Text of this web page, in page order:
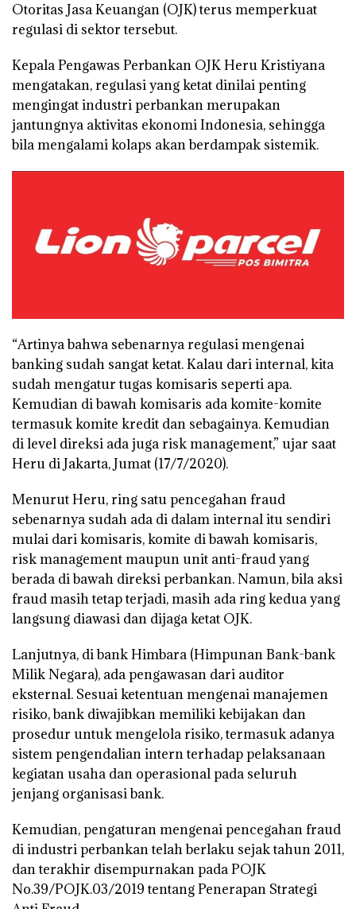
Otoritas Jasa Keuangan (OJK) terus memperkuat
regulasi di sektor tersebut.
Kepala Pengawas Perbankan OJK Heru Kristiyana
mengatakan, regulasi yang ketat dinilai penting
mengingat industri perbankan merupakan
jantungnya aktivitas ekonomi Indonesia, sehingga
bila mengalami kolaps akan berdampak sistemik.
“Artinya bahwa sebenarnya regulasi mengenai
banking sudah sangat ketat. Kalau dari internal, kita
sudah mengatur tugas komisaris seperti apa.
Kemudian di bawah komisaris ada komite-komite
termasuk komite kredit dan sebagainya. Kemudian
di level direksi ada juga risk management,” ujar saat
Heru di Jakarta, Jumat (17/7/2020).
Menurut Heru, ring satu pencegahan fraud
sebenarnya sudah ada di dalam internal itu sendiri
mulai dari komisaris, komite di bawah komisaris,
risk management maupun unit anti-fraud yang
berada di bawah direksi perbankan. Namun, bila aksi
fraud masih tetap terjadi, masih ada ring kedua yang
langsung diawasi dan dijaga ketat OJK.
Lanjutnya, di bank Himbara (Himpunan Bank-bank
Milik Negara), ada pengawasan dari auditor
eksternal. Sesuai ketentuan mengenai manajemen
risiko, bank diwajibkan memiliki kebijakan dan
prosedur untuk mengelola risiko, termasuk adanya
sistem pengendalian intern terhadap pelaksanaan
kegiatan usaha dan operasional pada seluruh
jenjang organisasi bank.
Kemudian, pengaturan mengenai pencegahan fraud
di industri perbankan telah berlaku sejak tahun 2011,
dan terakhir disempurnakan pada POJK
No.39/POJK.03/2019 tentang Penerapan Strategi